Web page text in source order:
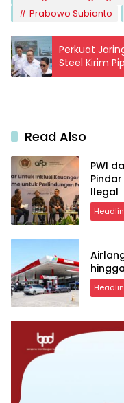
Prabowo Subianto
Perkuat
Steel Kirim
Read Also
PWI
Ilegal